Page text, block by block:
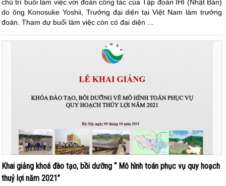
chủ trì buổi làm việc với đoàn công tác của Tập đoàn IHI (Nhật Bản)
do ông Konosuke Yoshii, Trưởng đại diện tại Việt Nam làm trưởng
đoàn. Tham dự buổi làm việc còn có đại diện ...
Khai giảng khoá đào tạo, bồi dưỡng “ Mô hình toán phục vụ quy hoạch
thuỷ lợi năm 2021”